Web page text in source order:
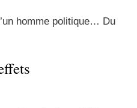
homme politique… Du